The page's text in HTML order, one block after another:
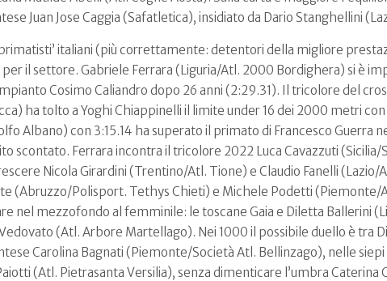
Juan Jose Caggia (Safatletica), insidiato da Dario Stanghellini
italiani (più correttamente: detentori della migliore
il settore. Gabriele Ferrara (Liguria/Atl. 2000 Bordighera) si è
Cosimo Caliandro dopo 26 anni (2:29.31). Il tricolore del
ha tolto a Yoghi Chiappinelli il limite under 16 dei 2000 metri
Albano) con 3:15.14 ha superato il primato di Francesco Guerra
scontato. Ferrara incontra il tricolore 2022 Luca Cavazzuti (Sicilia/
Nicola Girardini (Trentino/Atl. Tione) e Claudio Fanelli (Lazio/
(Abruzzo/Polisport. Tethys Chieti) e Michele Podetti (Piemonte/
nel mezzofondo al femminile: le toscane Gaia e Diletta Ballerini
(Atl. Arbore Martellago). Nei 1000 il possibile duello è tra
Carolina Bagnati (Piemonte/Società Atl. Bellinzago), nelle
(Atl. Pietrasanta Versilia), senza dimenticare l’umbra Caterina